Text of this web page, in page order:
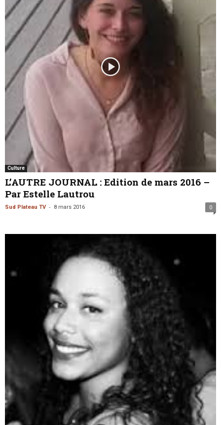
Culture
L’AUTRE JOURNAL : Edition de mars 2016 –
Par Estelle Lautrou
Sud Plateau TV - 8 mars 2016 0